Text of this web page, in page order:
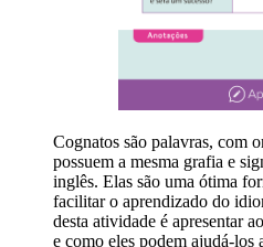
Cognatos são palavras, com
possuem a mesma grafia e
inglês. Elas são uma ótima
facilitar o aprendizado do
desta atividade é apresentar
e como eles podem ajudá-los